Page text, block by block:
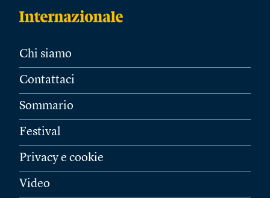
Chi siamo
Contattaci
Sommario
Festival
Privacy e cookie
Video